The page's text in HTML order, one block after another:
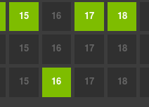
15 16 17 18
15 16 17 18
15 16 17 18